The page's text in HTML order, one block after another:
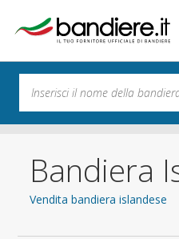
Bandiera
Vendita bandiera islandese